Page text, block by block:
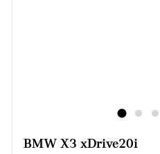
BMW X3 xDrive20i